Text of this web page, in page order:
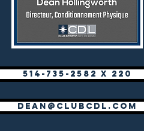
514-735-2582 x 220
dean@clubcdl.com